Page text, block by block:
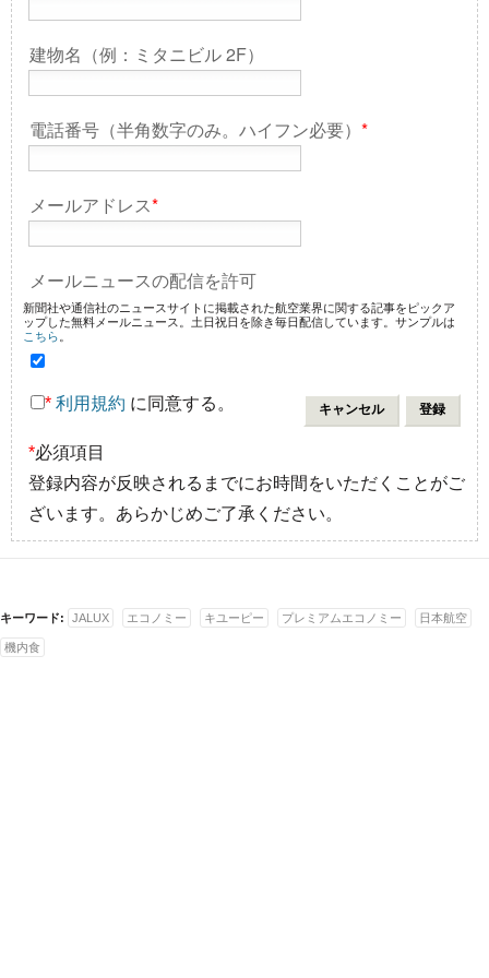
建物名（例：ミタニビル 2F）
電話番号（半角数字のみ。ハイフン必要） *
メールアドレス*
メールニュースの配信を許可
新聞社や通信社のニュースサイトに掲載された航空業界に関する記事をピックア
ップした無料メールニュース。土日祝日を除き毎日配信しています。サンプルは
こちら
* 利用規約 に同意する。
*必須項目
登録内容が反映されるまでにお時間をいただくことがご
ざいます。あらかじめご了承ください。
キーワード: JALUX エコノミー キユーピー プレミアムエコノミー 日本航空
機内食